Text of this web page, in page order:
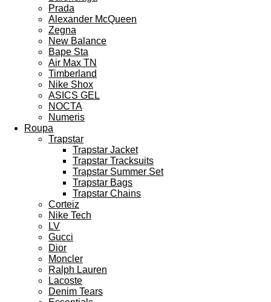
Prada
Alexander McQueen
Zegna
New Balance
Bape Sta
Air Max TN
Timberland
Nike Shox
ASICS GEL
NOCTA
Numeris
Roupa
Trapstar
Trapstar Jacket
Trapstar Tracksuits
Trapstar Summer Set
Trapstar Bags
Trapstar Chains
Corteiz
Nike Tech
LV
Gucci
Dior
Moncler
Ralph Lauren
Lacoste
Denim Tears